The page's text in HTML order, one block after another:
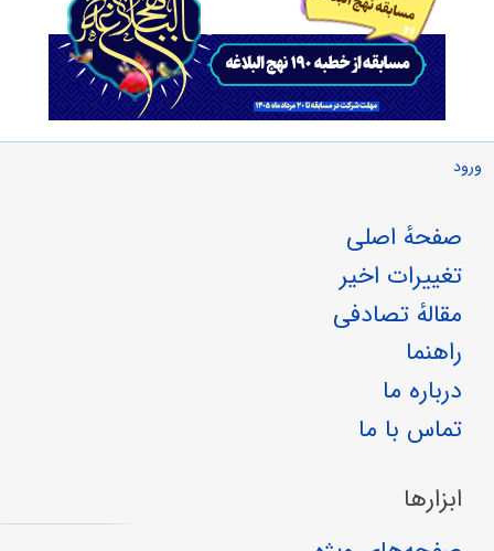
ورود
صفحهٔ اصلی
تغییرات اخیر
مقالهٔ تصادفی
راهنما
درباره ما
تماس با ما
ابزارها